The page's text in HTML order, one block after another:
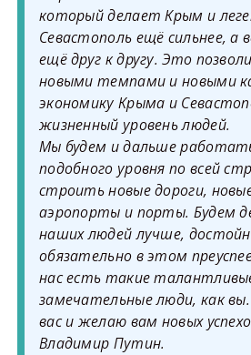
который делает Крым и
Севастополь ещё сильнее, а
ещё друг к другу. Это
новыми темпами и новыми
экономику Крыма и
жизненный уровень людей.
Мы будем и дальше
подобного уровня по всей
строить новые дороги,
аэропорты и порты. Будем
наших людей лучше,
обязательно в этом
нас есть такие
замечательные люди, как
вас и желаю вам новых
Владимир Путин.